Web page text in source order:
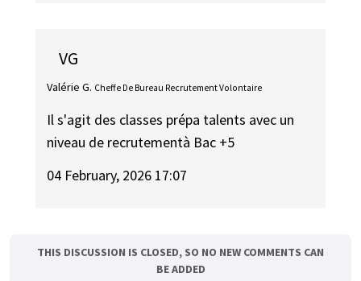
VG
Valérie G. Cheffe De Bureau Recrutement Volontaire
Il s'agit des classes prépa talents avec un
niveau de recrutementà Bac +5
04 February, 2026 17:07
THIS DISCUSSION IS CLOSED, SO NO NEW COMMENTS CAN
BE ADDED